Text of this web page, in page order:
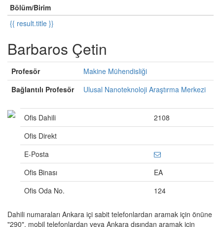
Bölüm/Birim
{{ result.title }}
Barbaros Çetin
Profesör
Makine Mühendisliği
Bağlantılı Profesör
Ulusal Nanoteknoloji Araştırma Merkezi
Ofis Dahili
2108
Ofis Direkt
E-Posta
Ofis Binası
EA
Ofis Oda No.
124
Dahili numaraları Ankara içi sabit telefonlardan aramak için önüne
"290", mobil telefonlardan veya Ankara dışından aramak için